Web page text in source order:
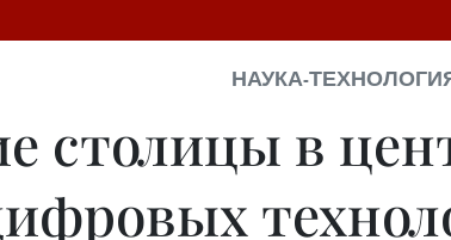
НАУКА-
столицы в